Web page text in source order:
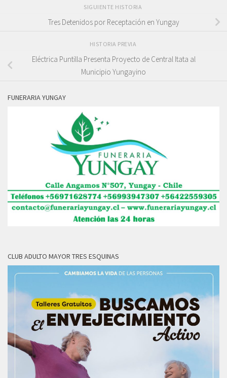
SIGUIENTE HISTORIA
Tres Detenidos por Receptación en Yungay
HISTORIA PREVIA
Eléctrica Puntilla Presenta Proyecto de Central Itata al
Municipio Yungayino
FUNERARIA YUNGAY
CLUB ADULTO MAYOR TRES ESQUINAS